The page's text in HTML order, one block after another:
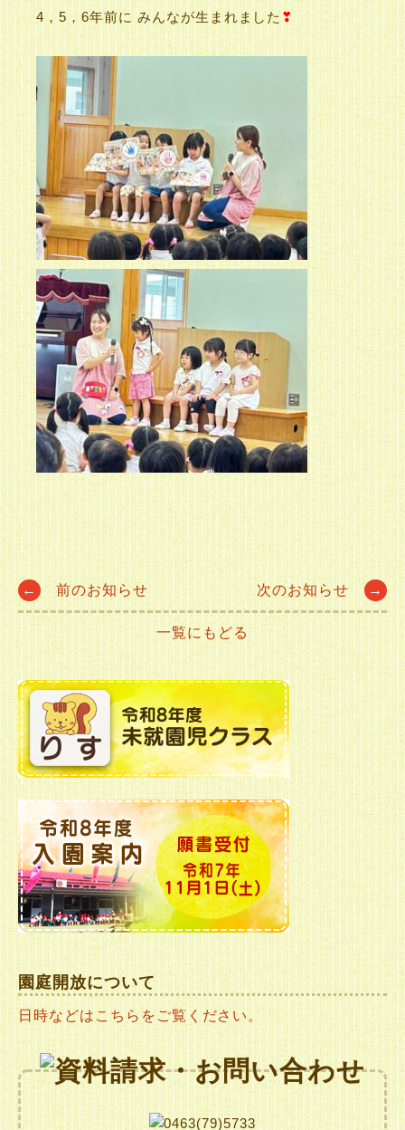
4，5，6年前に みんなが生まれました❣
Post
navigation
← 前のお知らせ 次のお知らせ →
一覧にもどる
園庭開放について
日時などはこちらをご覧ください。